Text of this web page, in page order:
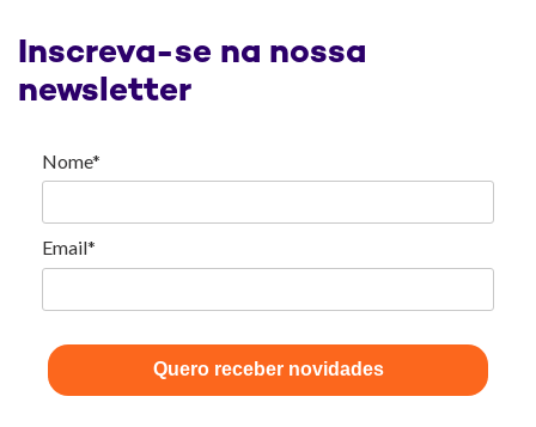
Inscreva-se na nossa
newsletter
Nome*
Email*
Quero receber novidades